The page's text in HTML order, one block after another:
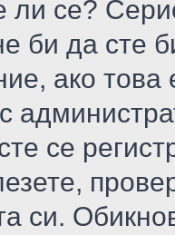
ли се?
би да сте
ако това
се
си.